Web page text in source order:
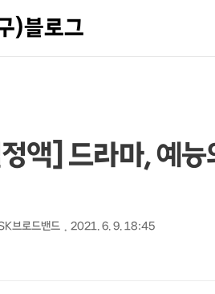
)블로그
액] 드라마, 예
브로드밴드 2021. 6. 9. 18:45